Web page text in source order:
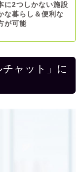
に2つしかない施設
な暮らし＆便利な
が可能
ャット」に